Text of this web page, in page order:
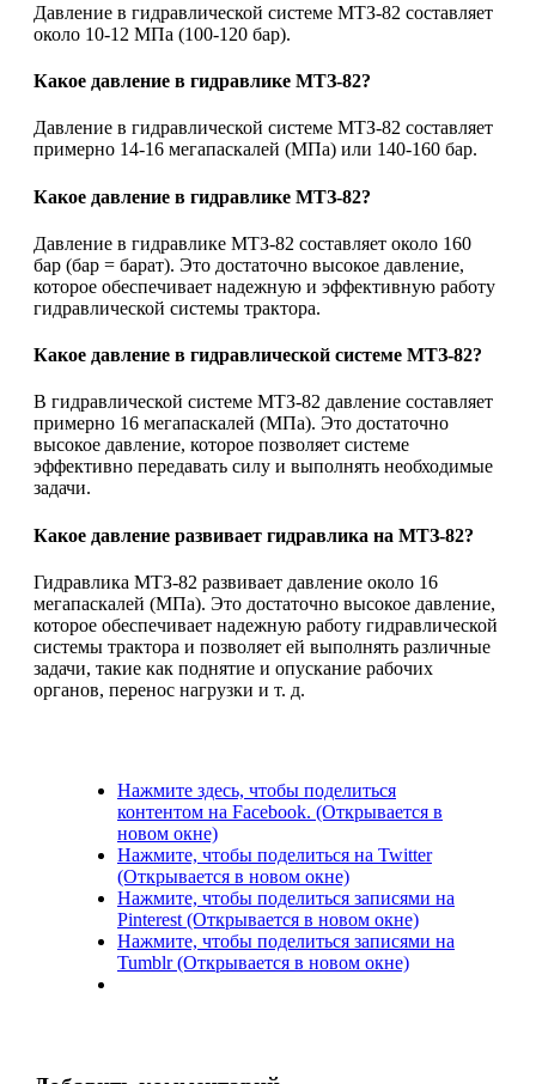
Давление в гидравлической системе МТЗ-82 составляет
около 10-12 МПа (100-120 бар).
Какое давление в гидравлике МТЗ-82?
Давление в гидравлической системе МТЗ-82 составляет
примерно 14-16 мегапаскалей (МПа) или 140-160 бар.
Какое давление в гидравлике МТЗ-82?
Давление в гидравлике МТЗ-82 составляет около 160
бар (бар = барат). Это достаточно высокое давление,
которое обеспечивает надежную и эффективную работу
гидравлической системы трактора.
Какое давление в гидравлической системе МТЗ-82?
В гидравлической системе МТЗ-82 давление составляет
примерно 16 мегапаскалей (МПа). Это достаточно
высокое давление, которое позволяет системе
эффективно передавать силу и выполнять необходимые
задачи.
Какое давление развивает гидравлика на МТЗ-82?
Гидравлика МТЗ-82 развивает давление около 16
мегапаскалей (МПа). Это достаточно высокое давление,
которое обеспечивает надежную работу гидравлической
системы трактора и позволяет ей выполнять различные
задачи, такие как поднятие и опускание рабочих
органов, перенос нагрузки и т. д.
Нажмите здесь, чтобы поделиться
контентом на Facebook. (Открывается в
новом окне)
Нажмите, чтобы поделиться на Twitter
(Открывается в новом окне)
Нажмите, чтобы поделиться записями на
Pinterest (Открывается в новом окне)
Нажмите, чтобы поделиться записями на
Tumblr (Открывается в новом окне)